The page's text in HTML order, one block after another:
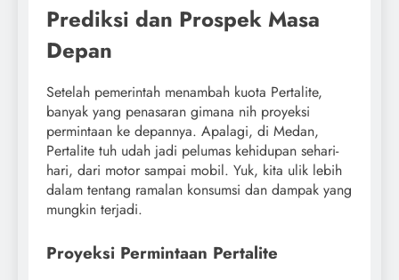
Prediksi dan Prospek Masa
Depan
Setelah pemerintah menambah kuota Pertalite,
banyak yang penasaran gimana nih proyeksi
permintaan ke depannya. Apalagi, di Medan,
Pertalite tuh udah jadi pelumas kehidupan sehari-
hari, dari motor sampai mobil. Yuk, kita ulik lebih
dalam tentang ramalan konsumsi dan dampak yang
mungkin terjadi.
Proyeksi Permintaan Pertalite